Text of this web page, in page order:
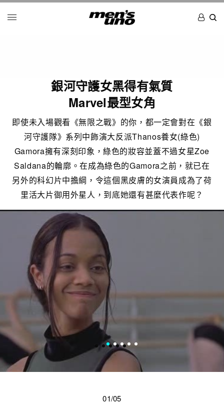
銀河守護女黑得有氣質
Marvel最型女角
即使未入場觀看《無限之戰》的你，都一定會對在《銀
河守護隊》系列中飾演大反派Thanos養女(綠色)
Gamora擁有深刻印象，綠色的妝容並蓋不過女星Zoe
Saldana的輪廓。在成為綠色的Gamora之前，就已在
另外的科幻片中擔綱，令這個黑皮膚的女演員成為了荷
里活大片御用外星人，到底她還有甚麼代表作呢？
01/05